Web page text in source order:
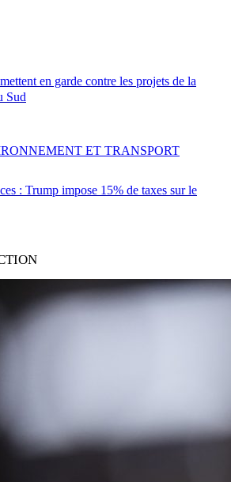
en garde contre les projets de la
Sud
: Trump impose 15% de taxes sur le
ET TRANSPORT